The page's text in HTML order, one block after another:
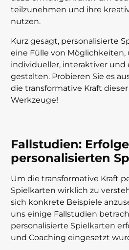
teilzunehmen und ihre
nutzen.
Kurz gesagt, personalisierte
eine Fülle von Möglichkeiten,
individueller, interaktiver und
gestalten. Probieren Sie es
die transformative Kraft
Werkzeuge!
Fallstudien:
personalisierten
Um die transformative Kraft
Spielkarten wirklich zu
sich konkrete Beispiele
uns einige Fallstudien
personalisierte Spielkarten
und Coaching eingesetzt